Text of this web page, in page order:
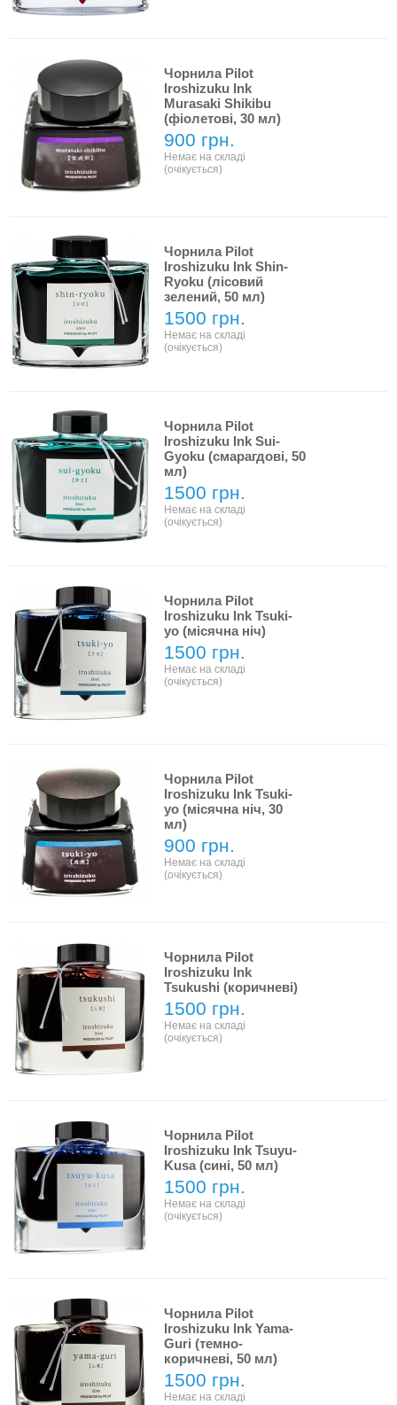
Чорнила Pilot
Iroshizuku Ink
Murasaki Shikibu
(фіолетові, 30 мл)
900 грн.
Немає на складі
(очікується)
Чорнила Pilot
Iroshizuku Ink Shin-
Ryoku (лісовий
зелений, 50 мл)
1500 грн.
Немає на складі
(очікується)
Чорнила Pilot
Iroshizuku Ink Sui-
Gyoku (смарагдові, 50
мл)
1500 грн.
Немає на складі
(очікується)
Чорнила Pilot
Iroshizuku Ink Tsuki-
yo (місячна ніч)
1500 грн.
Немає на складі
(очікується)
Чорнила Pilot
Iroshizuku Ink Tsuki-
yo (місячна ніч, 30
мл)
900 грн.
Немає на складі
(очікується)
Чорнила Pilot
Iroshizuku Ink
Tsukushi (коричневі)
1500 грн.
Немає на складі
(очікується)
Чорнила Pilot
Iroshizuku Ink Tsuyu-
Kusa (сині, 50 мл)
1500 грн.
Немає на складі
(очікується)
Чорнила Pilot
Iroshizuku Ink Yama-
Guri (темно-
коричневі, 50 мл)
1500 грн.
Немає на складі